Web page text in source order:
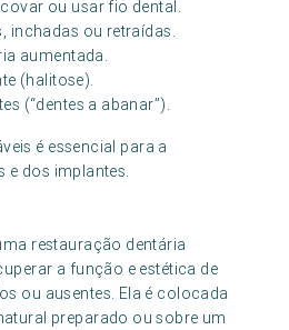
ou usar fio dental.
inchadas ou retraídas.
aumentada.
(halitose).
(“dentes a abanar”).
é essencial para a
e dos implantes.
restauração dentária
a função e estética de
ou ausentes. Ela é colocada
preparado ou sobre um